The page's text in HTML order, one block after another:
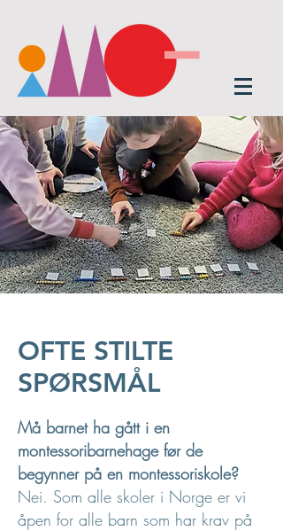
OFTE STILTE
SPØRSMÅL
Må barnet ha gått i en
montessoribarnehage før de
begynner på en montessoriskole?
Nei. Som alle skoler i Norge er vi
åpen for alle barn som har krav på